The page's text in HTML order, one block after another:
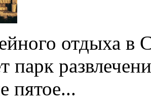
отдыха в
парк
пятое...